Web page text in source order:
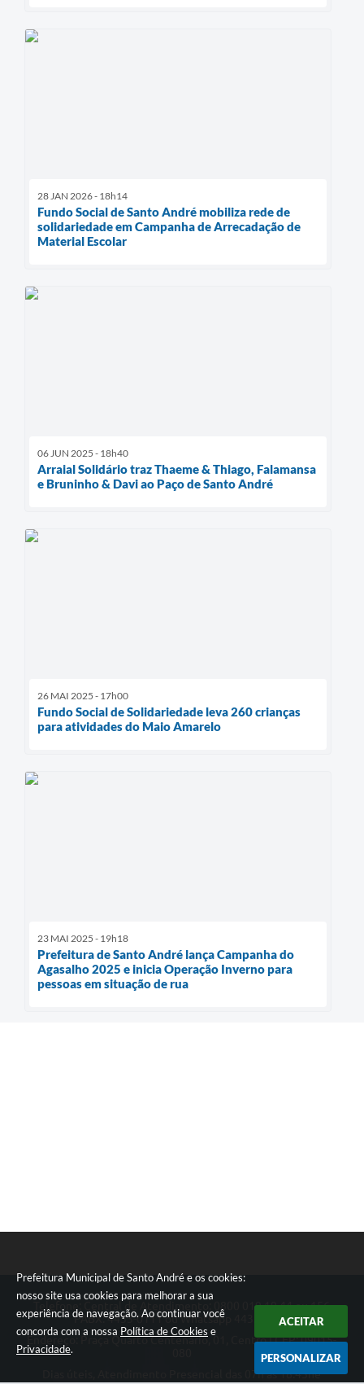
Prefeitura Municipal de Santo André e os cookies:
nosso site usa cookies para melhorar a sua
experiência de navegação. Ao continuar você
concorda com a nossa Política de Cookies e
Privacidade.
ACEITAR
PERSONALIZAR
28 JAN 2026 - 18h14
Fundo Social de Santo André mobiliza rede de
solidariedade em Campanha de Arrecadação de
Material Escolar
06 JUN 2025 - 18h40
Arraial Solidário traz Thaeme & Thiago, Falamansa
e Bruninho & Davi ao Paço de Santo André
26 MAI 2025 - 17h00
Fundo Social de Solidariedade leva 260 crianças
para atividades do Maio Amarelo
23 MAI 2025 - 19h18
Prefeitura de Santo André lança Campanha do
Agasalho 2025 e inicia Operação Inverno para
pessoas em situação de rua
Telefone: Central de Atendimento: 0800 019 19 44 ou 156
PABX: 4433-0111 ou Whatsapp 4433-0123
Endereço: Praça Quarto Centenário, 01, Centro | CEP: 09015-
Dias úteis, Atendimento Presencial das 07h as 18:45he